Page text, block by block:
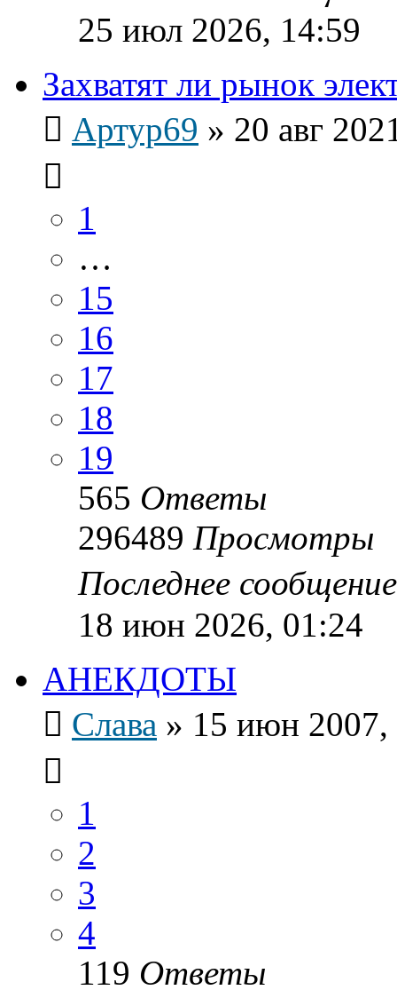
25 июл 2026, 14:59
Захватят ли рынок
Артур69 » 20 авг
1
…
15
16
17
18
19
565 Ответы
296489 Просмотры
Последнее
18 июн 2026, 01:24
АНЕКДОТЫ
Слава » 15 июн 2007,
1
2
3
4
119 Ответы